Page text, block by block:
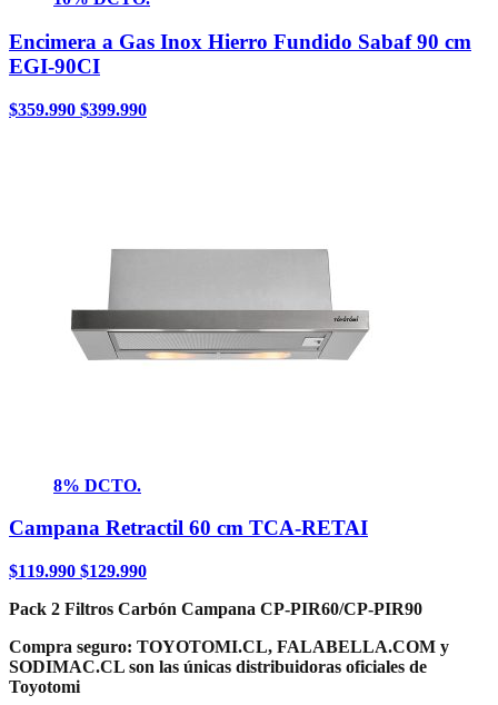
Encimera a Gas Inox Hierro Fundido Sabaf 90 cm
EGI-90CI
$359.990 $399.990
8% DCTO.
Campana Retractil 60 cm TCA-RETAI
$119.990 $129.990
Pack 2 Filtros Carbón Campana CP-PIR60/CP-PIR90
Compra seguro: TOYOTOMI.CL, FALABELLA.COM y
SODIMAC.CL son las únicas distribuidoras oficiales de
Toyotomi